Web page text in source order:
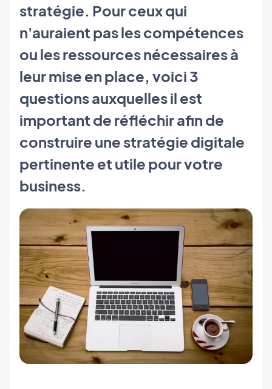
stratégie. Pour ceux qui
n'auraient pas les compétences
ou les ressources nécessaires à
leur mise en place, voici 3
questions auxquelles il est
important de réfléchir afin de
construire une stratégie digitale
pertinente et utile pour votre
business.